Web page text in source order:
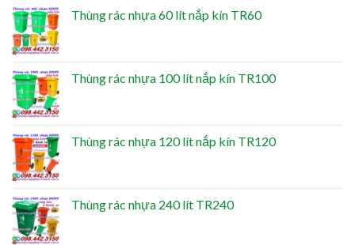
Thùng rác nhựa 60 lít nắp kín TR60
Thùng rác nhựa 100 lít nắp kín TR100
Thùng rác nhựa 120 lít nắp kín TR120
Thùng rác nhựa 240 lít TR240